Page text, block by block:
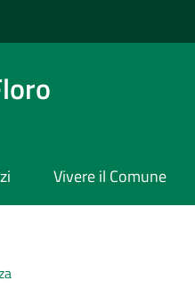
Vivere il Comune